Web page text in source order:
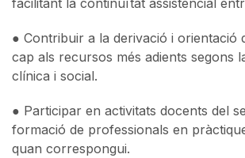
● Contribuir a la derivació i orientació
cap als recursos més adients segons
clínica i social.
● Participar en activitats docents del
formació de professionals en
quan correspongui.